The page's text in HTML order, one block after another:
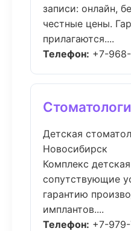
записи: онлайн,
честные цены.
прилагаются....
Телефон: +7-
Детская
Новосибирск
Комплекс
сопутствующие
гарантию
имплантов....
Телефон: +7-